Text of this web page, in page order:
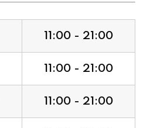
11:00 - 21:00
11:00 - 21:00
11:00 - 21:00